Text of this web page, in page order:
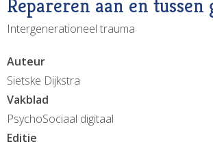
Repareren aan en tussen
Intergenerationeel trauma
Auteur
Sietske Dijkstra
Vakblad
PsychoSociaal digitaal
Editie